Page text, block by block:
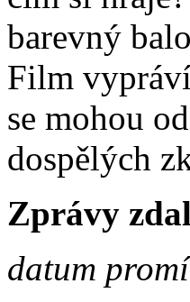
barevný
Film
se mohou
dospělých
Zprávy
datum